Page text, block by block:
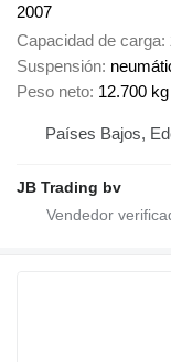
2007
Capacidad de carga
Suspensión
Peso neto 12.700 kg
Países Bajos,
JB Trading bv